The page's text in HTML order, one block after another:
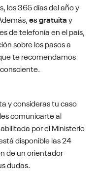
los 365 días del año y
es gratuitay
de telefonía en el país,
sobre los pasos a
te recomendamos
y consideras tu caso
comunicarte al
por el Ministerio
disponible las 24
de un orientador
dudas.